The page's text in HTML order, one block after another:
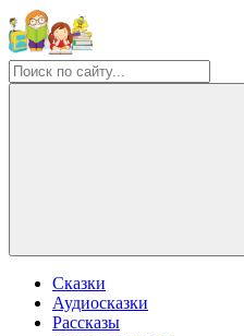
Сказки
Аудиосказки
Рассказы